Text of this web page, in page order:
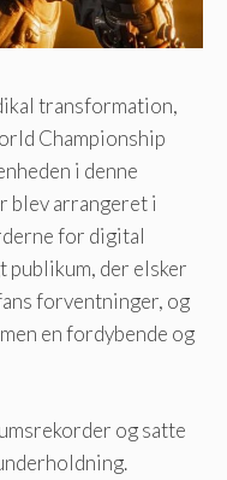
transformation,
Championship
i denne
blev arrangeret i
for digital
der elsker
forventninger, og
en fordybende og
og satte